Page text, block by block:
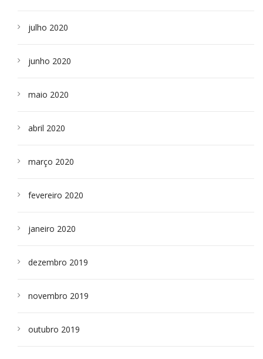
julho 2020
junho 2020
maio 2020
abril 2020
março 2020
fevereiro 2020
janeiro 2020
dezembro 2019
novembro 2019
outubro 2019